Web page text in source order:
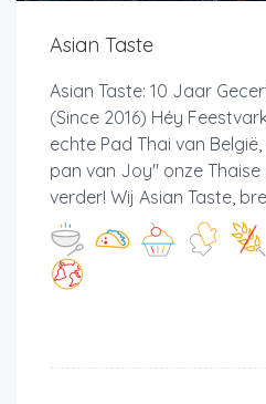
Asian Taste
Asian Taste: 10 Jaar
(Since 2016) Héy
echte Pad Thai van
pan van Joy" onze
verder! Wij Asian Taste,